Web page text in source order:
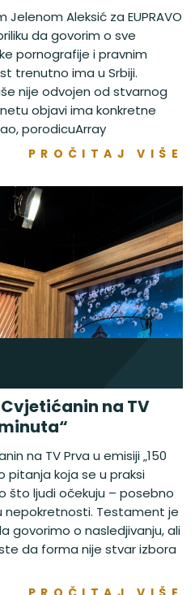
Aleksić za EUPRAVO
da govorim o sve
pornografije i pravnim
trenutno ima u Srbiji.
nije odvojen od stvarnog
objavi ima konkretne
porodicuArray
PROČITAJ VIŠE
na TV
na TV Prva u emisiji „150
pitanja koja se u praksi
što ljudi očekuju – posebno
nepokretnosti. Testament je
govorimo o nasledjivanju, ali
da forma nije stvar izbora